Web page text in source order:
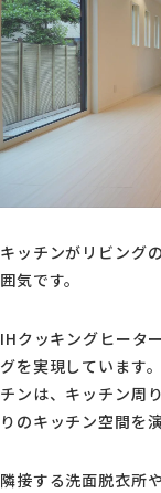
キッチンがリビング
囲気です。
IHクッキングヒータ
グを実現しています
チンは、キッチン周
りのキッチン空間を
隣接する洗面脱衣所